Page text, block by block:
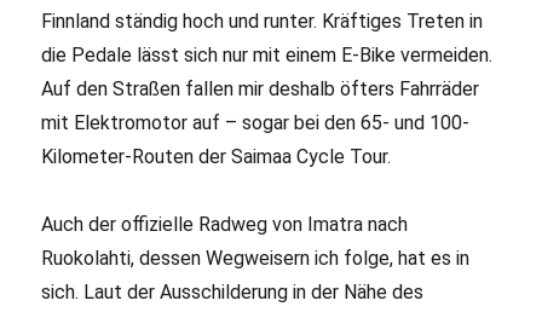
Finnland ständig hoch und runter. Kräftiges Treten in
die Pedale lässt sich nur mit einem E-Bike vermeiden.
Auf den Straßen fallen mir deshalb öfters Fahrräder
mit Elektromotor auf – sogar bei den 65- und 100-
Kilometer-Routen der Saimaa Cycle Tour.
Auch der offizielle Radweg von Imatra nach
Ruokolahti, dessen Wegweisern ich folge, hat es in
sich. Laut der Ausschilderung in der Nähe des